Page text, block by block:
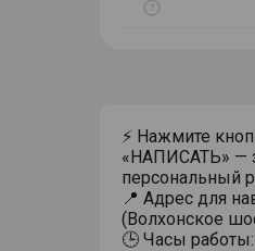
Показать
⚡ Нажмите
«НАПИСАТЬ» —
персональный
📍 Адрес для
(Волхонское
🕒 Часы